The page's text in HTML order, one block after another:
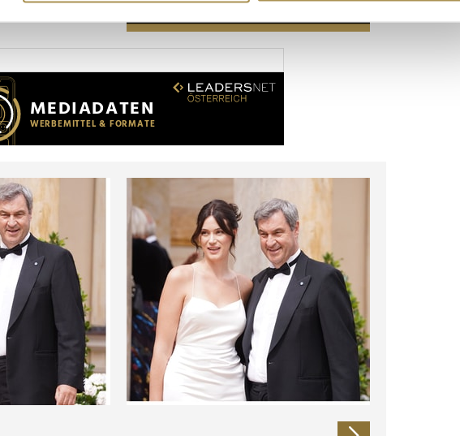
Anzeigen zu personalisieren, Funktionen für soziale Medien anbieten zu
Werbung und Analysen weiter. Unsere Partner führen diese
die Sie ihnen bereitgestellt haben oder die sie im Rahmen Ihrer